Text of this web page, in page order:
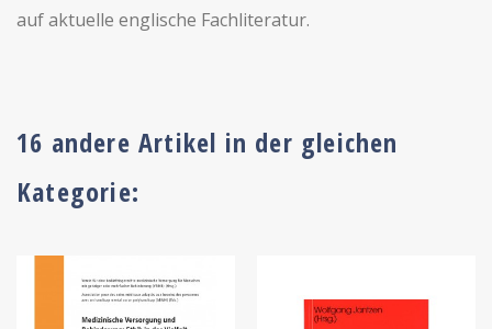
auf aktuelle englische Fachliteratur.
16 andere Artikel in der gleichen
Kategorie: